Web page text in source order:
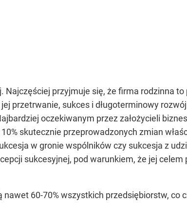
przyjmuje się, że firma rodzinna
przetrwanie, sukces i długoterminowy
oczekiwanym przez założycieli
skutecznie przeprowadzonych zmian
w gronie wspólników czy sukcesja z
sukcesyjnej, pod warunkiem, że jej
60-70% wszystkich przedsiębiorstw, co